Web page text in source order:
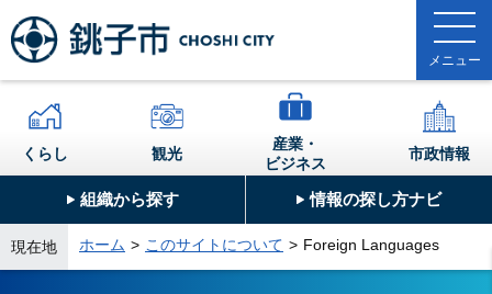
組織から探す 情報の探し方ナビ
くらし 観光
産業・
ビジネス
市政情報
現在地 ホーム このサイトについて Foreign Languages